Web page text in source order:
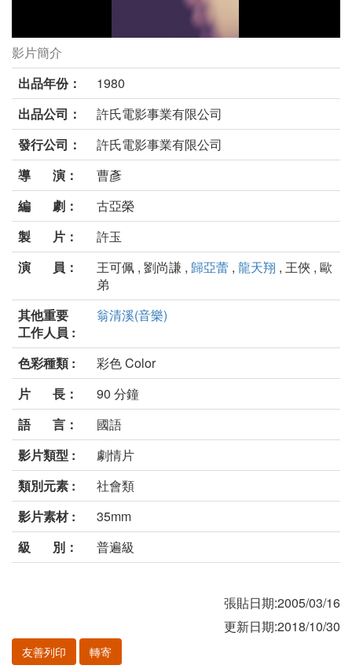
幸福船劇照
影片簡介
出品年份：
1980
出品公司：
許氏電影事業有限公司
發行公司：
許氏電影事業有限公司
導 演：
曹彥
編 劇：
古亞榮
製 片：
許玉
演 員：
王可佩 , 劉尚謙 , 歸亞蕾 , 龍天翔 , 王俠 , 歐
弟
其他重要
工作人員 :
翁清溪(音樂)
色彩種類 :
彩色 Color
片 長：
90 分鐘
語 言：
國語
影片類型 :
劇情片
類別元素 :
社會類
影片素材 :
35mm
級 別：
普遍級
張貼日期:2005/03/16
更新日期:2018/10/30
友善列印 轉寄